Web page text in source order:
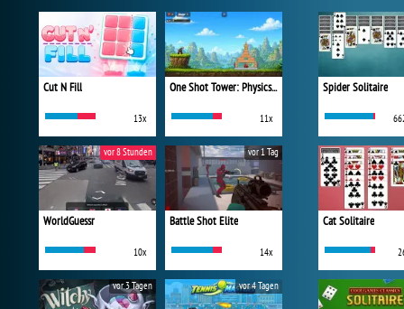
Cut N Fill
13x
One Shot Tower: Physics Destroyer
11x
WorldGuessr
10x
vor 8 Stunden
Battle Shot Elite
14x
vor 1 Tag
vor 3 Tagen vor 4 Tagen
Spider Solitaire
Cat Solitaire